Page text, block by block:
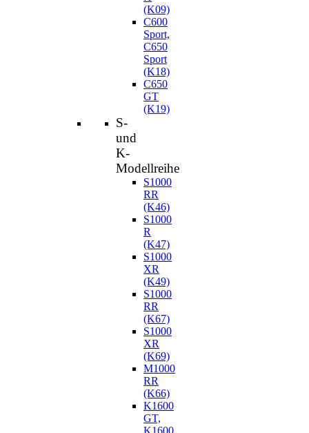
(K09)
C600
Sport,
C650
Sport
(K18)
C650
GT
(K19)
S-
und
K-
Modellreihe
S1000
RR
(K46)
S1000
R
(K47)
S1000
XR
(K49)
S1000
RR
(K67)
S1000
XR
(K69)
M1000
RR
(K66)
K1600
GT,
K1600